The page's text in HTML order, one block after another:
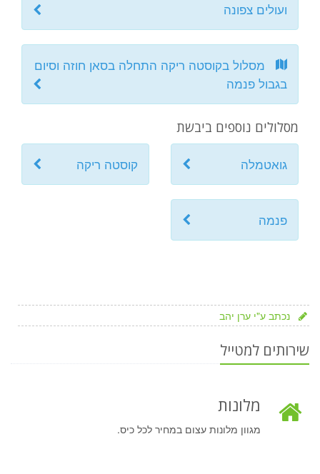
ועולים צפונה
מסלול בקוסטה ריקה התחלה בסאן חוזה וסיום
בגבול פנמה
מסלולים נוספים ביבשת
גואטמלה קוסטה ריקה
פנמה
נכתב ע"י ערן יהב
שירותים למטייל
מלונות
מגוון מלונות עצום במחיר לכל כיס.